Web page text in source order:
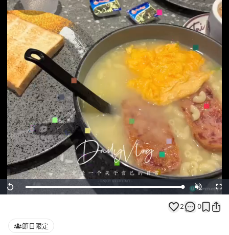
Replay Loaded:
100.00%
Unmute
2 0
節日限定